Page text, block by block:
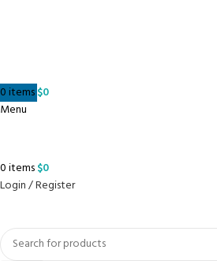
0items$0
Menu
0items$0
Login / Register